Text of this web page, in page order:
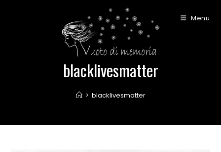
Menu
blacklivesmatter
> blacklivesmatter